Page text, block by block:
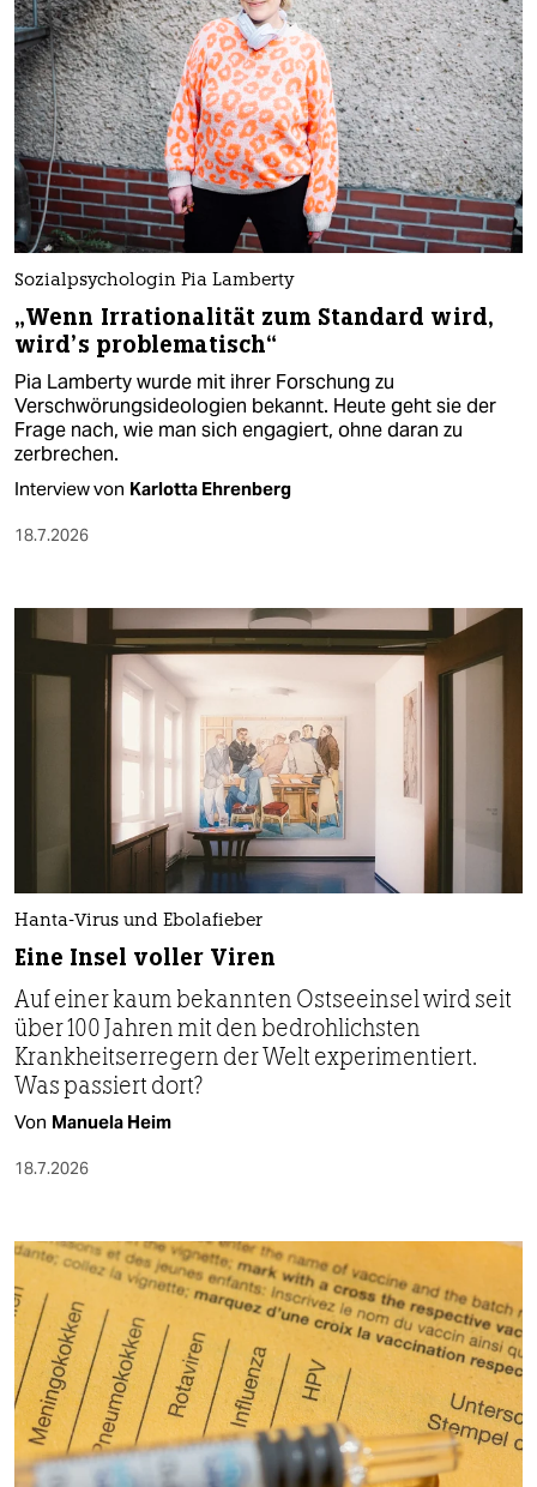
Sozialpsychologin Pia Lamberty
„Wenn Irrationalität zum Standard wird,
wird’s problematisch“
Pia Lamberty wurde mit ihrer Forschung zu
Verschwörungsideologien bekannt. Heute geht sie der
Frage nach, wie man sich engagiert, ohne daran zu
zerbrechen.
Interview von Karlotta Ehrenberg
18.7.2026
Hanta-Virus und Ebolafieber
Eine Insel voller Viren
Auf einer kaum bekannten Ostseeinsel wird seit
über 100 Jahren mit den bedrohlichsten
Krankheitserregern der Welt experimentiert.
Was passiert dort?
Von Manuela Heim
18.7.2026